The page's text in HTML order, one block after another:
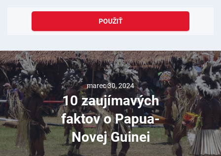
POUŽIŤ
marec 30, 2024
10 zaujímavých
faktov o Papua-
Novej Guinei